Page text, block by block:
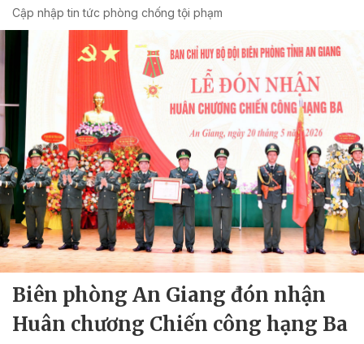
Cập nhập tin tức phòng chống tội phạm
Biên phòng An Giang đón nhận
Huân chương Chiến công hạng Ba